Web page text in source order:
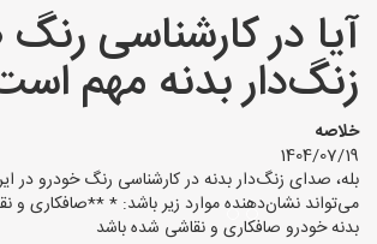
آیا در کارشناسی
زنگ‌دار بدنه مهم
خلاصه
1404/07/19
بله، صدای زنگ‌دار بدنه در کارشناسی رنگ خودرو در
می‌تواند نشان‌دهنده موارد زیر باشد: * **صافکاری و
بدنه خودرو صافکاری و نقاشی شده باشد